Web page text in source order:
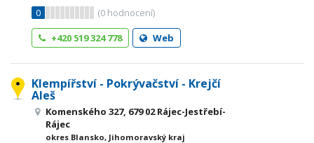
0
(0 hodnocení)
+420 519 324 778
Web
Klempířství - Pokrývačství - Krejčí
Aleš
Komenského 327, 679 02 Rájec-Jestřebí-
Rájec
okres Blansko, Jihomoravský kraj